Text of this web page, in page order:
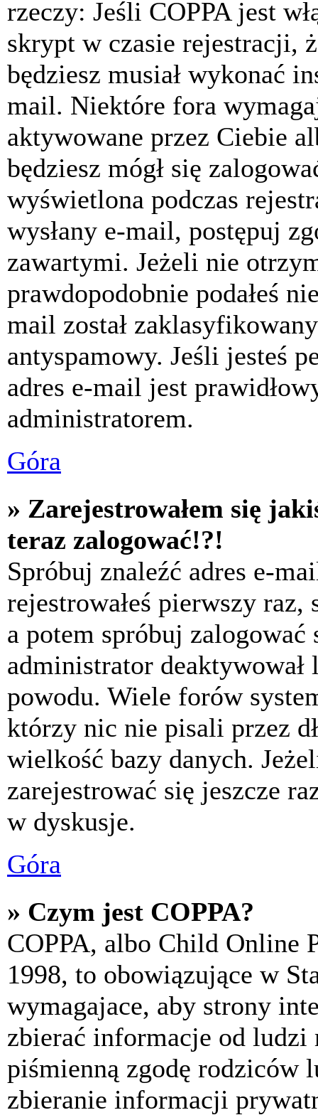
rzeczy: Jeśli COPPA jest
skrypt w czasie rejestracji,
będziesz musiał wykonać
mail. Niektóre fora
aktywowane przez Ciebie
będziesz mógł się
wyświetlona podczas
wysłany e-mail, postępuj
zawartymi. Jeżeli nie
prawdopodobnie podałeś
mail został
antyspamowy. Jeśli jesteś
adres e-mail jest
administratorem.
Góra
» Zarejestrowałem się
teraz zalogować!?!
Spróbuj znaleźć adres e-
rejestrowałeś pierwszy
a potem spróbuj
administrator deaktywował
powodu. Wiele forów
którzy nic nie pisali przez
wielkość bazy danych.
zarejestrować się jeszcze
w dyskusje.
Góra
» Czym jest COPPA?
COPPA, albo Child Online
1998, to obowiązujące w
wymagajace, aby strony
zbierać informacje od
piśmienną zgodę rodziców
zbieranie informacji